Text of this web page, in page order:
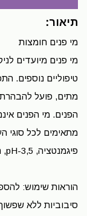
תיאור:
מי פנים חומצות
מי פנים מיועדים
טיפוליים נוספים.
מתים, פועל להבהרת
הפנים. מי הפנים
מתאימים לכל סוגי
פיגמנטציה, рН-3,5, ריכוז חומצות 7.5%.
הוראות שימוש:
סיבוביות ללא